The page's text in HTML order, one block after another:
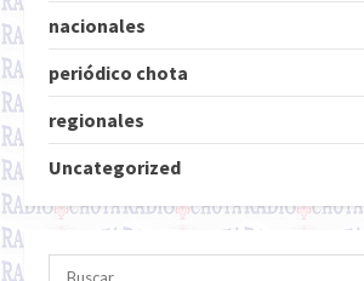
nacionales
periódico chota
regionales
Uncategorized
Buscar: